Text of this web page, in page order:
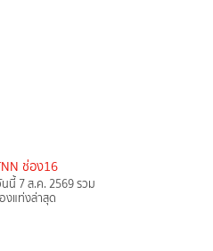
ช่อง16
นี้ 7 ส.ค. 2569 รวม
งแท่งล่าสุด